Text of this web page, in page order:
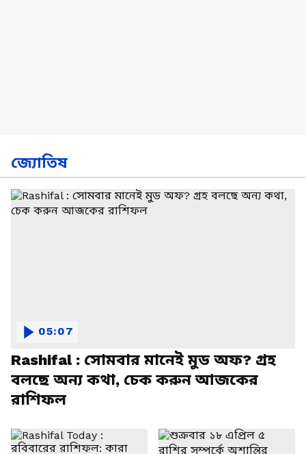
জ্যোতিষ
Rashifal : সোমবার মানেই মুড অফ? গ্রহ
বলছে অন্য কথা, চেক করুন আজকের
রাশিফল
05:07